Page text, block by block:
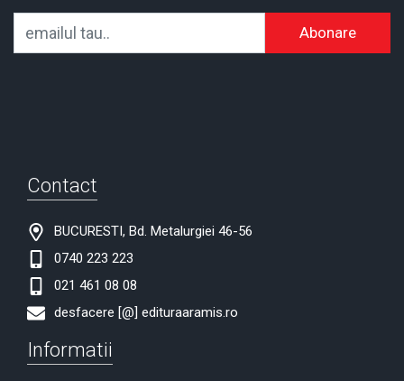
Abonare
Contact
BUCURESTI, Bd. Metalurgiei 46-56
0740 223 223
021 461 08 08
desfacere [@] edituraaramis.ro
Informatii